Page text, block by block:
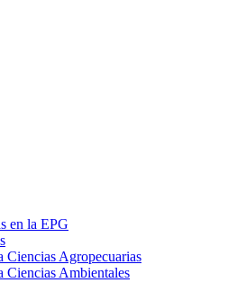
en la EPG
Ciencias Agropecuarias
Ciencias Ambientales